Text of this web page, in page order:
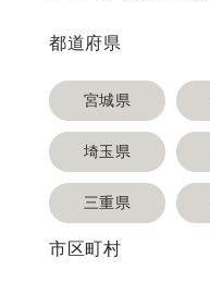
都道府県
宮城県
埼玉県
三重県
市区町村